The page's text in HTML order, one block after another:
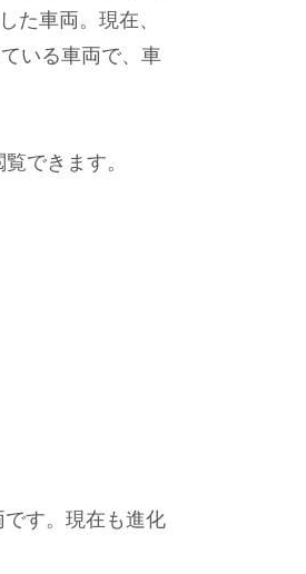
た車両。現在、
いる車両で、車
できます。
す。現在も進化